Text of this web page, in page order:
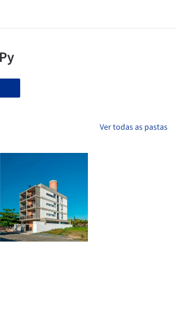
Ver todas as pastas